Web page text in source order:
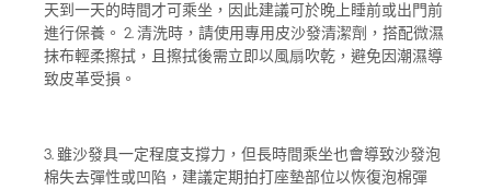
天到一天的時間才可乘坐，因此建議可於晚上睡前或出門前
進行保養。 2. 清洗時，請使用專用皮沙發清潔劑，搭配微濕
抹布輕柔擦拭，且擦拭後需立即以風扇吹乾，避免因潮濕導
致皮革受損。
3. 雖沙發具一定程度支撐力，但長時間乘坐也會導致沙發泡
棉失去彈性或凹陷，建議定期拍打座墊部位以恢復泡棉彈